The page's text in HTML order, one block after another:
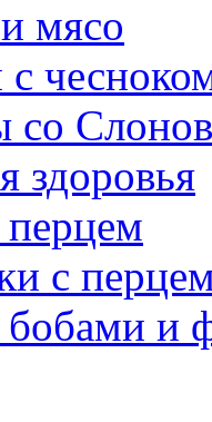
мясо
с
со
здоровья
с
бобами и